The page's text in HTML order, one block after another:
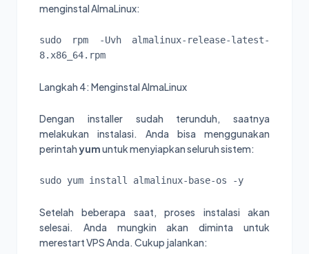
menginstal AlmaLinux:
sudo rpm -Uvh almalinux-release-latest-
8.x86_64.rpm
Langkah 4: Menginstal AlmaLinux
Dengan installer sudah terunduh, saatnya
melakukan instalasi. Anda bisa menggunakan
perintahyumuntuk menyiapkan seluruh sistem:
sudo yum install almalinux-base-os -y
Setelah beberapa saat, proses instalasi akan
selesai. Anda mungkin akan diminta untuk
merestart VPS Anda. Cukup jalankan: